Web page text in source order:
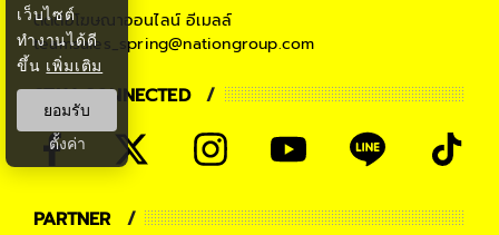
ติดต่อโฆษณาออนไลน์ อีเมลล์
teamsales_spring@nationgroup.com
STAY CONNECTED
PARTNER
เว็บไซต์
ทำงานได้ดี
ขึ้น เพิ่มเติม
ยอมรับ
ตั้งค่า